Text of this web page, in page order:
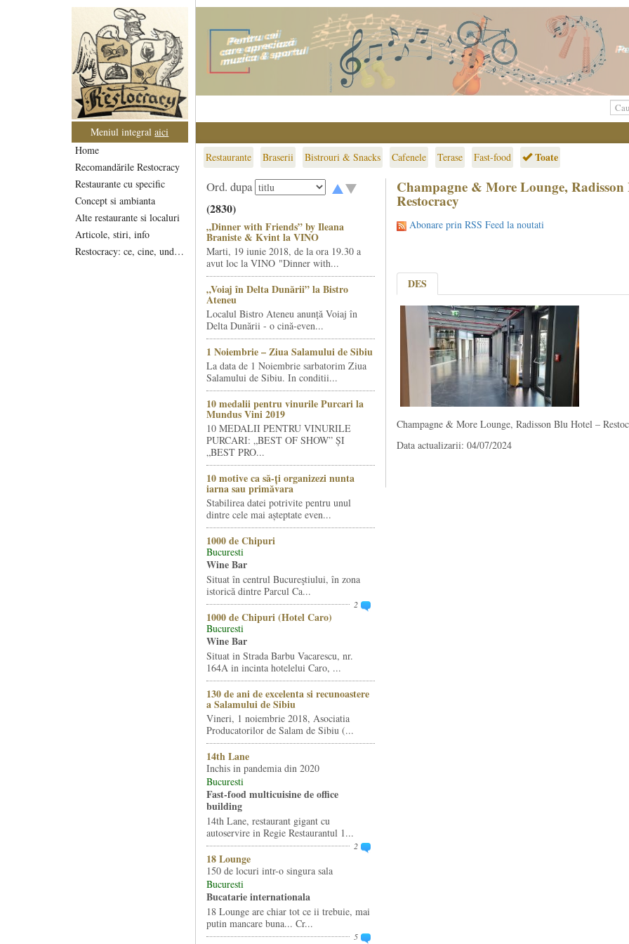
Meniul integralaici
Home
Recomandările Restocracy
Restaurante cu specific
Concept si ambianta
Alte restaurante si localuri
Articole, stiri, info
Restocracy: ce, cine, unde...
Restaurante Braserii Bistrouri & Snacks Cafenele Terase Fast-food Toate
Ord. dupa
(2830)
„Dinner with Friends” by Ileana
Braniste & Kvint la VINO
Marti, 19 iunie 2018, de la ora 19.30 a
avut loc la VINO "Dinner with...
„Voiaj în Delta Dunării” la Bistro
Ateneu
Localul Bistro Ateneu anunță Voiaj în
Delta Dunării - o cină-even...
1 Noiembrie – Ziua Salamului de Sibiu
La data de 1 Noiembrie sarbatorim Ziua
Salamului de Sibiu. In conditii...
10 medalii pentru vinurile Purcari la
Mundus Vini 2019
10 MEDALII PENTRU VINURILE
PURCARI: „BEST OF SHOW” ȘI
„BEST PRO...
10 motive ca să-ți organizezi nunta
iarna sau primăvara
Stabilirea datei potrivite pentru unul
dintre cele mai așteptate even...
1000 de Chipuri
Bucuresti
Wine Bar
Situat în centrul Bucureştiului, în zona
istorică dintre Parcul Ca...
2
1000 de Chipuri (Hotel Caro)
Bucuresti
Wine Bar
Situat in Strada Barbu Vacarescu, nr.
164A in incinta hotelelui Caro, ...
130 de ani de excelenta si recunoastere
a Salamului de Sibiu
Vineri, 1 noiembrie 2018, Asociatia
Producatorilor de Salam de Sibiu (...
14th Lane
Inchis in pandemia din 2020
Bucuresti
Fast-food multicuisine de office
building
14th Lane, restaurant gigant cu
autoservire in Regie Restaurantul 1...
2
18 Lounge
150 de locuri intr-o singura sala
Bucuresti
Bucatarie internationala
18 Lounge are chiar tot ce ii trebuie, mai
putin mancare buna... Cr...
5
Champagne & More Lounge,
Restocracy
Abonare prin RSS Feed la noutati
DES
Champagne & More Lounge, Radisson Blu Hotel –
Data actualizarii: 04/07/2024